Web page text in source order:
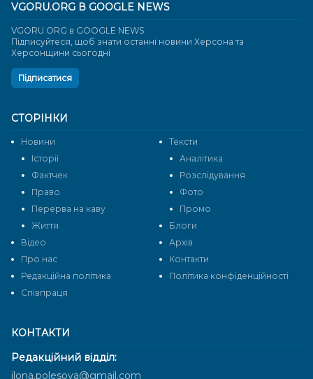
КОНТАКТИ
Редакційний відділ:
ilona.polesova@gmail.com
СТОРІНКИ
Новини
Тексти
Історії
Аналітика
Фактчек
Розслідування
Право
Фото
Перерва на каву
Промо
Життя
Блоги
Відео
Архів
Про нас
Контакти
Редакційна політика
Політика конфіденційності
Cпівпраця
VGORU.ORG В GOOGLE NEWS
VGORU.ORG в GOOGLE NEWS
Підписуйтеся, щоб знати останні новини Херсона та
Херсонщини сьогодні
Підписатися